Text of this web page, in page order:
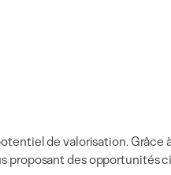
de valorisation.
proposant des opportunités